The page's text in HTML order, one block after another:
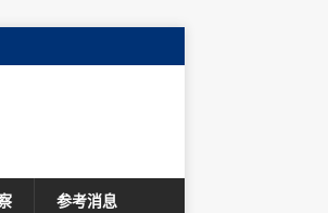
参考消息